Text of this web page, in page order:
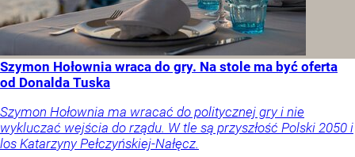
Szymon Hołownia wraca do gry. Na stole ma być oferta
od Donalda Tuska
Szymon Hołownia ma wracać do politycznej gry i nie
wykluczać wejścia do rządu. W tle są przyszłość Polski 2050 i
los Katarzyny Pełczyńskiej-Nałęcz.